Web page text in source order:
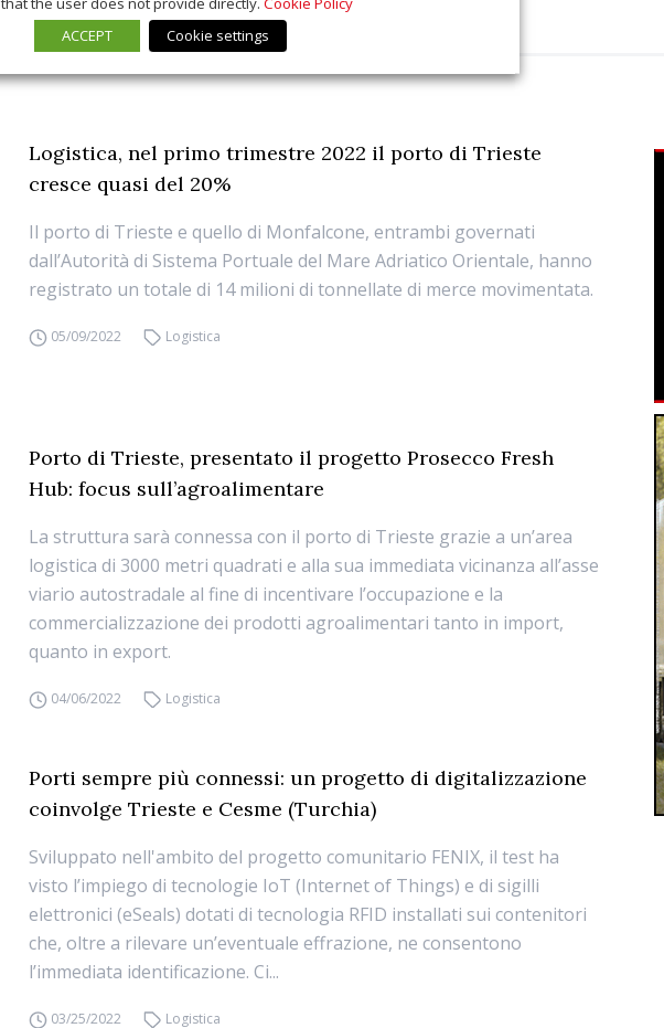
Logistica, nel primo trimestre 2022 il porto di Trieste
cresce quasi del 20%
Il porto di Trieste e quello di Monfalcone, entrambi governati
dall’Autorità di Sistema Portuale del Mare Adriatico Orientale, hanno
registrato un totale di 14 milioni di tonnellate di merce movimentata.
05/09/2022 Logistica
Porto di Trieste, presentato il progetto Prosecco Fresh
Hub: focus sull’agroalimentare
La struttura sarà connessa con il porto di Trieste grazie a un’area
logistica di 3000 metri quadrati e alla sua immediata vicinanza all’asse
viario autostradale al fine di incentivare l’occupazione e la
commercializzazione dei prodotti agroalimentari tanto in import,
quanto in export.
04/06/2022 Logistica
Porti sempre più connessi: un progetto di digitalizzazione
coinvolge Trieste e Cesme (Turchia)
Sviluppato nell'ambito del progetto comunitario FENIX, il test ha
visto l’impiego di tecnologie IoT (Internet of Things) e di sigilli
elettronici (eSeals) dotati di tecnologia RFID installati sui contenitori
che, oltre a rilevare un’eventuale effrazione, ne consentono
l’immediata identificazione. Ci...
03/25/2022 Logistica
ACCEPT
Cookie settings